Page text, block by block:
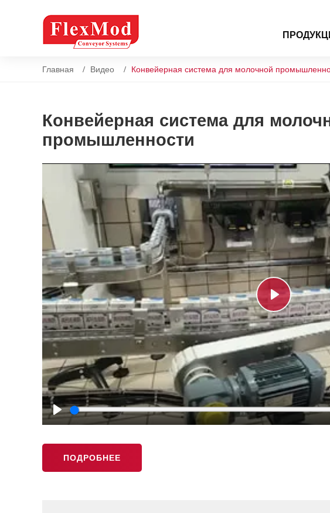
Главная Видео Конвейерная система для молочной
Конвейерная система для
промышленности
Play
Play
ПОДРОБНЕЕ